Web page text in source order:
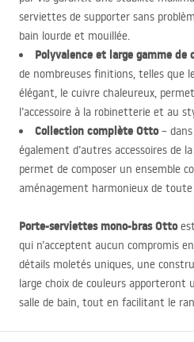
serviettes de supporter sans
bain lourde et mouillée.
Polyvalence et large gamme de
de nombreuses finitions, telles que
élégant, le cuivre chaleureux,
l’accessoire à la robinetterie et au
Collection complète Otto–
également d’autres accessoires de
permet de composer un ensemble
aménagement harmonieux de toute
Porte-serviettes mono-bras Otto
qui n’acceptent aucun compromis
détails moletés uniques, une
large choix de couleurs apporteront
salle de bain, tout en facilitant le